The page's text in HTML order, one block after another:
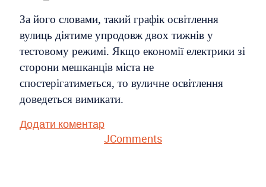
За його словами, такий графік освітлення
вулиць діятиме упродовж двох тижнів у
тестовому режимі. Якщо економії електрики зі
сторони мешканців міста не
спостерігатиметься, то вуличне освітлення
доведеться вимикати.
Додати коментар
JComments